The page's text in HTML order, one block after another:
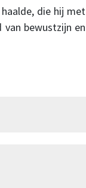
die hij met
van bewustzijn en